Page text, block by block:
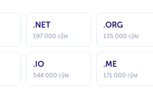
.NET
197 000 сўм
.ORG
135 000 сўм
.IO
544 000 сўм
.ME
171 000 сўм